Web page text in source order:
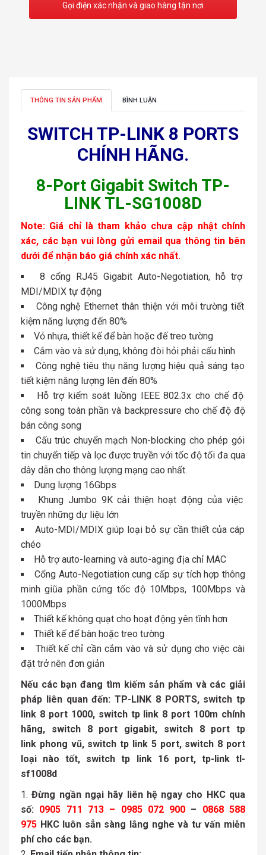
Gọi điện xác nhận và giao hàng tận nơi
THÔNG TIN SẢN PHẨM BÌNH LUẬN
SWITCH TP-LINK 8 PORTS
CHÍNH HÃNG.
8-Port Gigabit Switch TP-
LINK TL-SG1008D
Note: Giá chỉ là tham khảo chưa cập nhật chính
xác, các bạn vui lòng gửi email qua thông tin bên
dưới để nhận báo giá chính xác nhất.
8 cổng RJ45 Gigabit Auto-Negotiation, hỗ trợ
MDI/MDIX tự động
Công nghệ Ethernet thân thiện với môi trường tiết
kiệm năng lượng đến 80%
Vỏ nhựa, thiết kế để bàn hoặc đế treo tường
Cắm vào và sử dụng, không đòi hỏi phải cấu hình
Công nghệ tiêu thụ năng lượng hiệu quả sáng tạo
tiết kiệm năng lượng lên đến 80%
Hỗ trợ kiểm soát luồng IEEE 802.3x cho chế độ
công song toàn phần và backpressure cho chế độ độ
bán công song
Cấu trúc chuyển mạch Non-blocking cho phép gói
tin chuyển tiếp và lọc được truyền với tốc độ tối đa qua
dây dẫn cho thông lượng mạng cao nhất.
Dung lượng 16Gbps
Khung Jumbo 9K cải thiện hoạt động của việc
truyền những dự liệu lớn
Auto-MDI/MDIX giúp loại bỏ sự cần thiết của cáp
chéo
Hỗ trợ auto-learning và auto-aging địa chỉ MAC
Cổng Auto-Negotiation cung cấp sự tích hợp thông
minh giũa phần cứng tốc độ 10Mbps, 100Mbps và
1000Mbps
Thiết kế không quạt cho hoạt động yên tĩnh hơn
Thiết kế để bàn hoặc treo tường
Thiết kế chỉ cần cắm vào và sử dụng cho việc cài
đặt trở nên đơn giản
Nếu các bạn đang tìm kiếm sản phẩm và các giải
pháp liên quan đến: TP-LINK 8 PORTS, switch tp
link 8 port 1000, switch tp link 8 port 100m chính
hãng, switch 8 port gigabit, switch 8 port tp
link phong vũ, switch tp link 5 port, switch 8 port
loại nào tốt, switch tp link 16 port, tp-link tl-
sf1008d
Đừng ngần ngại hãy liên hệ ngay cho HKC qua
số: 0905 711 713 – 0985 072 900 – 0868 588
975 HKC luôn sẳn sàng lắng nghe và tư vấn miễn
phí cho các bạn.